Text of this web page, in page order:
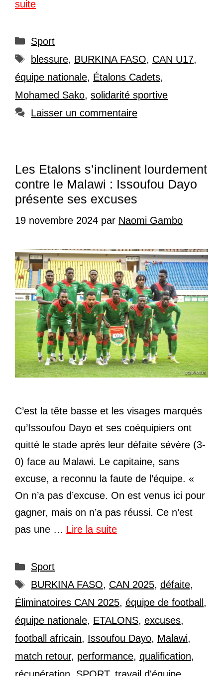
suite
Catégories
Sport
Étiquettes
blessure, BURKINA FASO, CAN U17,
équipe nationale, Étalons Cadets,
Mohamed Sako, solidarité sportive
Laisser un commentaire
Les Etalons s’inclinent lourdement
contre le Malawi : Issoufou Dayo
présente ses excuses
19 novembre 2024 par Naomi Gambo
C’est la tête basse et les visages marqués
qu’Issoufou Dayo et ses coéquipiers ont
quitté le stade après leur défaite sévère (3-
0) face au Malawi. Le capitaine, sans
excuse, a reconnu la faute de l’équipe. «
On n’a pas d’excuse. On est venus ici pour
gagner, mais on n’a pas réussi. Ce n’est
pas une … Lire la suite
Catégories
Sport
Étiquettes
BURKINA FASO, CAN 2025, défaite,
Éliminatoires CAN 2025, équipe de football ,
équipe nationale, ETALONS, excuses,
football africain, Issoufou Dayo, Malawi,
match retour, performance, qualification,